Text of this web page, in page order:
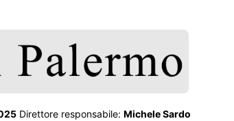
Direttore responsabile: Michele Sardo